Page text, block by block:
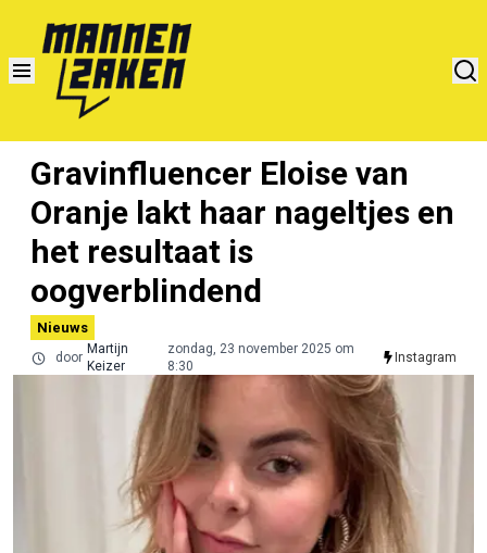
Gravinfluencer Eloise van
Oranje lakt haar nageltjes en
het resultaat is
oogverblindend
Nieuws
door
Martijn
Keizer
zondag, 23 november 2025 om
8:30
Instagram